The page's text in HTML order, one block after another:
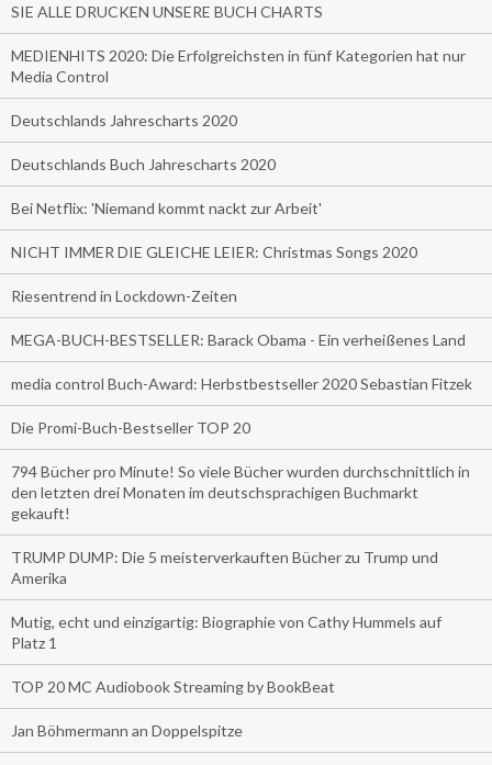
SIE ALLE DRUCKEN UNSERE BUCH CHARTS
MEDIENHITS 2020: Die Erfolgreichsten in fünf Kategorien hat nur
Media Control
Deutschlands Jahrescharts 2020
Deutschlands Buch Jahrescharts 2020
Bei Netflix: 'Niemand kommt nackt zur Arbeit'
NICHT IMMER DIE GLEICHE LEIER: Christmas Songs 2020
Riesentrend in Lockdown-Zeiten
MEGA-BUCH-BESTSELLER: Barack Obama - Ein verheißenes Land
media control Buch-Award: Herbstbestseller 2020 Sebastian Fitzek
Die Promi-Buch-Bestseller TOP 20
794 Bücher pro Minute! So viele Bücher wurden durchschnittlich in
den letzten drei Monaten im deutschsprachigen Buchmarkt
gekauft!
TRUMP DUMP: Die 5 meisterverkauften Bücher zu Trump und
Amerika
Mutig, echt und einzigartig: Biographie von Cathy Hummels auf
Platz 1
TOP 20 MC Audiobook Streaming by BookBeat
Jan Böhmermann an Doppelspitze